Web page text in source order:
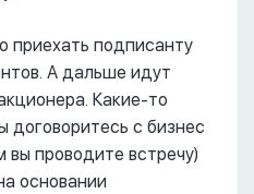
приехать подписанту
А дальше идут
Какие-то
договоритесь с бизнес
проводите встречу)
основании